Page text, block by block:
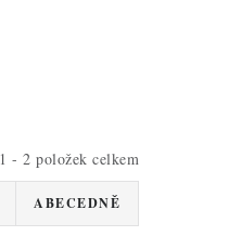
1 - 2 položek celkem
ABECEDNĚ